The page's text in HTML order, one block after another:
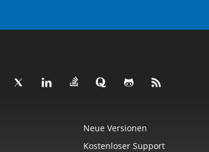
Neue Versionen
Kostenloser Support